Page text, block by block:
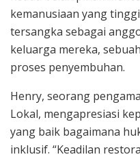
kemanusiaan yang
tersangka sebagai
keluarga mereka,
proses penyembuhan.
Henry, seorang
Lokal, mengapresiasi
yang baik bagaimana
inklusif. “Keadilan